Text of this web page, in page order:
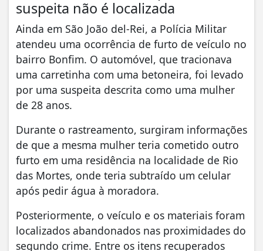
suspeita não é localizada
Ainda em São João del-Rei, a Polícia Militar
atendeu uma ocorrência de furto de veículo no
bairro Bonfim. O automóvel, que tracionava
uma carretinha com uma betoneira, foi levado
por uma suspeita descrita como uma mulher
de 28 anos.
Durante o rastreamento, surgiram informações
de que a mesma mulher teria cometido outro
furto em uma residência na localidade de Rio
das Mortes, onde teria subtraído um celular
após pedir água à moradora.
Posteriormente, o veículo e os materiais foram
localizados abandonados nas proximidades do
segundo crime. Entre os itens recuperados